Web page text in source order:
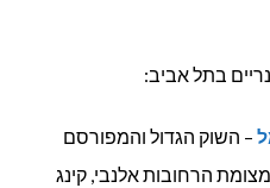
בתל אביב:
– השוק הגדול והמפורסם
הרחובות אלנבי, קינג